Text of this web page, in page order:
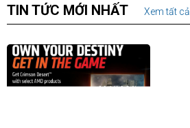
TIN TỨC MỚI NHẤT Xem tất cả